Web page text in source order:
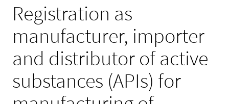
Registration as
manufacturer, importer
and distributor of active
substances (APIs) for